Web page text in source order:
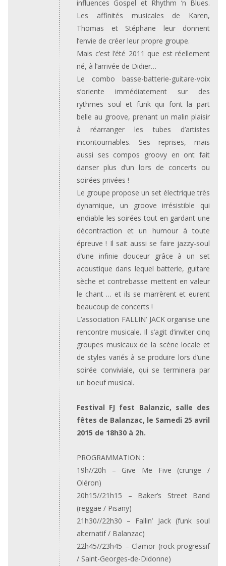
influences Gospel et Rhythm ‘n Blues.
Les affinités musicales de Karen,
Thomas et Stéphane leur donnent
l’envie de créer leur propre groupe.
Mais c’est l’été 2011 que est réellement
né, à l’arrivée de Didier…
Le combo basse-batterie-guitare-voix
s’oriente immédiatement sur des
rythmes soul et funk qui font la part
belle au groove, prenant un malin plaisir
à réarranger les tubes d’artistes
incontournables. Ses reprises, mais
aussi ses compos groovy en ont fait
danser plus d’un lors de concerts ou
soirées privées !
Le groupe propose un set électrique très
dynamique, un groove irrésistible qui
endiable les soirées tout en gardant une
décontraction et un humour à toute
épreuve ! Il sait aussi se faire jazzy-soul
d’une infinie douceur grâce à un set
acoustique dans lequel batterie, guitare
sèche et contrebasse mettent en valeur
le chant … et ils se marrèrent et eurent
beaucoup de concerts !
L’association FALLIN’ JACK organise une
rencontre musicale. Il s’agit d’inviter cinq
groupes musicaux de la scène locale et
de styles variés à se produire lors d’une
soirée conviviale, qui se terminera par
un boeuf musical.
Festival FJ fest Balanzic, salle des
fêtes de Balanzac, le Samedi 25 avril
2015 de 18h30 à 2h.
PROGRAMMATION :
19h//20h – Give Me Five (crunge /
Oléron)
20h15//21h15 – Baker’s Street Band
(reggae / Pisany)
21h30//22h30 – Fallin’ Jack (funk soul
alternatif / Balanzac)
22h45//23h45 – Clamor (rock progressif
/ Saint-Georges-de-Didonne)